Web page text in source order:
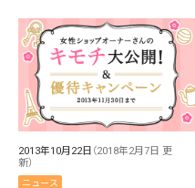
2013年10月22日 （2018年2月7日 更
新）
ニュース